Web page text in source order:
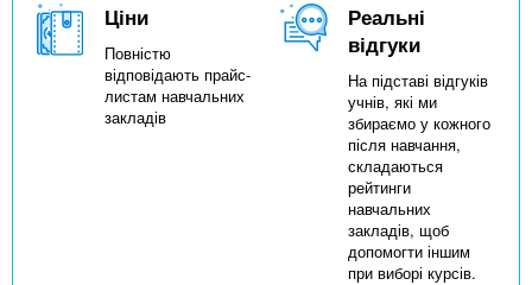
Ціни
Повністю
відповідають прайс-
листам навчальних
закладів
Реальні
відгуки
На підставі відгуків
учнів, які ми
збираємо у кожного
після навчання,
складаються
рейтинги
навчальних
закладів, щоб
допомогти іншим
при виборі курсів.